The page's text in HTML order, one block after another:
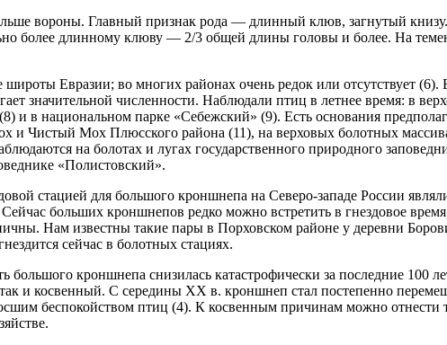
вороны. Главный признак рода — длинный клюв, загнутый
более длинному клюву — 2/3 общей длины головы и более. На
Евразии; во многих районах очень редок или отсутствует (6).
значительной числен­ности. Наблюдали птиц в летнее время: в
и в на­циональном парке «Себежский» (9). Есть основания
и Чистый Мох Плюсского района (11), на вер­ховых болотных
на болотах и лугах государ­ственного природного
«Полистовский».
стацией для большого кроншнепа на Северо-западе России
больших кроншнепов редко можно встретить в гнездовое время
Нам известны такие пары в Порховском районе у деревни
сейчас в болотных стациях.
кроншнепа снизилась катастрофически за последние 100
и косвенный. С се­редины XX в. кронш­неп стал постепенно
беспокойством птиц (4). К косвенным причинам можно